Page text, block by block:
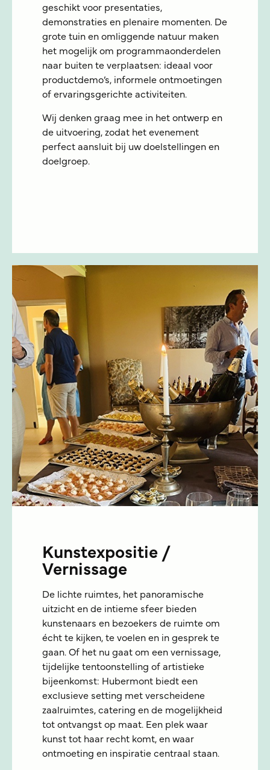
geschikt voor presentaties,
demonstraties en plenaire momenten. De
grote tuin en omliggende natuur maken
het mogelijk om programmaonderdelen
naar buiten te verplaatsen: ideaal voor
productdemo’s, informele ontmoetingen
of ervaringsgerichte activiteiten.
Wij denken graag mee in het ontwerp en
de uitvoering, zodat het evenement
perfect aansluit bij uw doelstellingen en
doelgroep.
Kunstexpositie /
Vernissage
De lichte ruimtes, het panoramische
uitzicht en de intieme sfeer bieden
kunstenaars en bezoekers de ruimte om
écht te kijken, te voelen en in gesprek te
gaan. Of het nu gaat om een vernissage,
tijdelijke tentoonstelling of artistieke
bijeenkomst: Hubermont biedt een
exclusieve setting met verscheidene
zaalruimtes, catering en de mogelijkheid
tot ontvangst op maat. Een plek waar
kunst tot haar recht komt, en waar
ontmoeting en inspiratie centraal staan.